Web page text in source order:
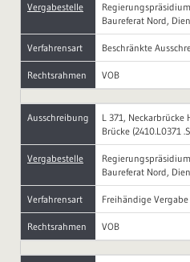
Vergabestelle
Baureferat Nord,
Verfahrensart Beschränkte
Rechtsrahmen VOB
Ausschreibung
L 371,
Brücke (2410.L0371
Vergabestelle
Baureferat Nord,
Verfahrensart Freihändige Vergabe
Rechtsrahmen VOB